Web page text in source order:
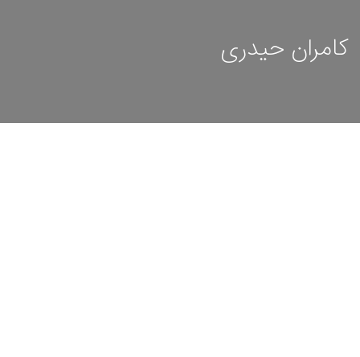
کامران حیدری